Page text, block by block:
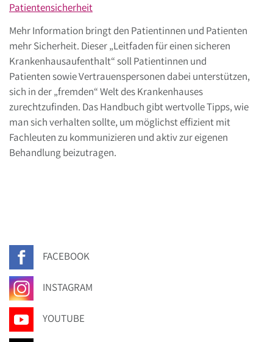
Patientensicherheit
Mehr Information bringt den Patientinnen und Patienten
mehr Sicherheit. Dieser „Leitfaden für einen sicheren
Krankenhausaufenthalt“ soll Patientinnen und
Patienten sowie Vertrauenspersonen dabei unterstützen,
sich in der „fremden“ Welt des Krankenhauses
zurechtzufinden. Das Handbuch gibt wertvolle Tipps, wie
man sich verhalten sollte, um möglichst effizient mit
Fachleuten zu kommunizieren und aktiv zur eigenen
Behandlung beizutragen.
FACEBOOK
INSTAGRAM
YOUTUBE